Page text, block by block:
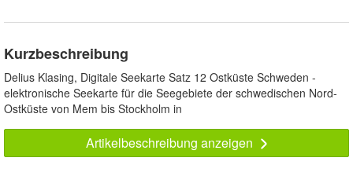
Kurzbeschreibung
Delius Klasing, Digitale Seekarte Satz 12 Ostküste Schweden -
elektronische Seekarte für die Seegebiete der schwedischen Nord-
Ostküste von Mem bis Stockholm in
Artikelbeschreibung anzeigen